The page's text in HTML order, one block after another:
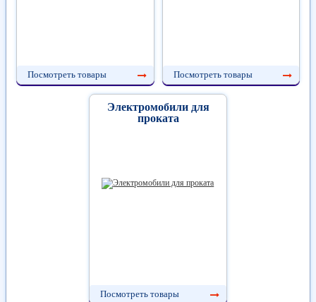
Посмотреть товары Посмотреть товары
Электромобили для
проката
Посмотреть товары